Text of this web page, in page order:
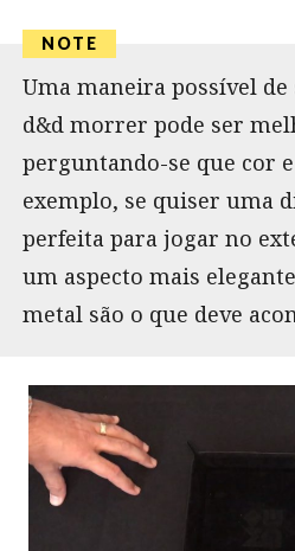
Uma maneira possível
d&d morrer pode ser
perguntando-se que cor
exemplo, se quiser uma
perfeita para jogar no
um aspecto mais
metal são o que deve